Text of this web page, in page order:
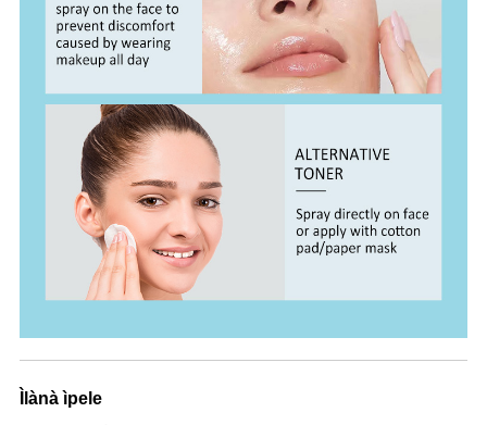
Ìlànà ìpele